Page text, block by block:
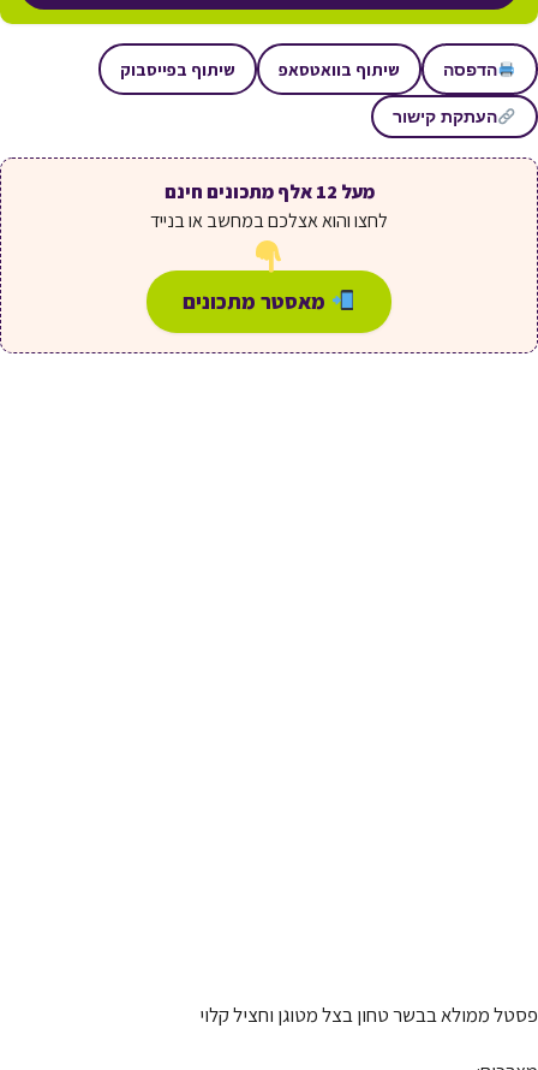
הדפסה שיתוף בוואטסאפ שיתוף בפייסבוק
העתקת קישור
מעל 12 אלף מתכונים חינם
לחצו והוא אצלכם במחשב או בנייד
מאסטר מתכונים
פסטל ממולא בבשר טחון בצל מטוגן וחציל קלוי